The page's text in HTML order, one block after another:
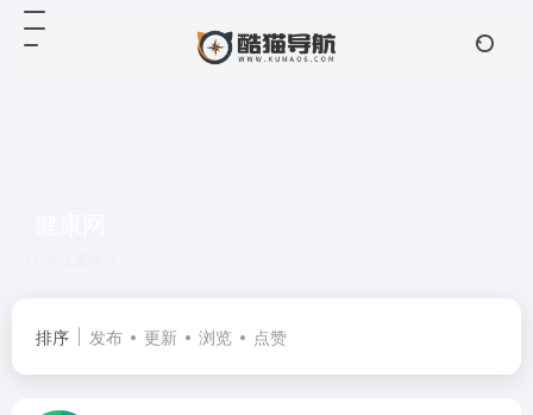
排序 发布 更新 浏览 点赞